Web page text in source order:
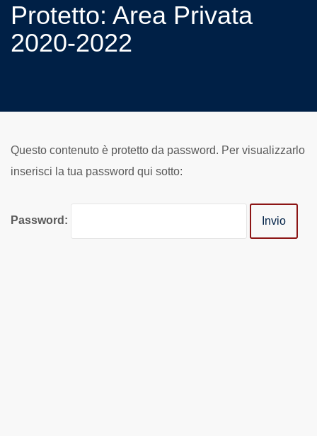
Protetto: Area Privata
2020-2022
Questo contenuto è protetto da password. Per visualizzarlo
inserisci la tua password qui sotto:
Password: